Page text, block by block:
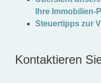
Ihre Immobilien-
Steuertipps zur
Kontaktieren